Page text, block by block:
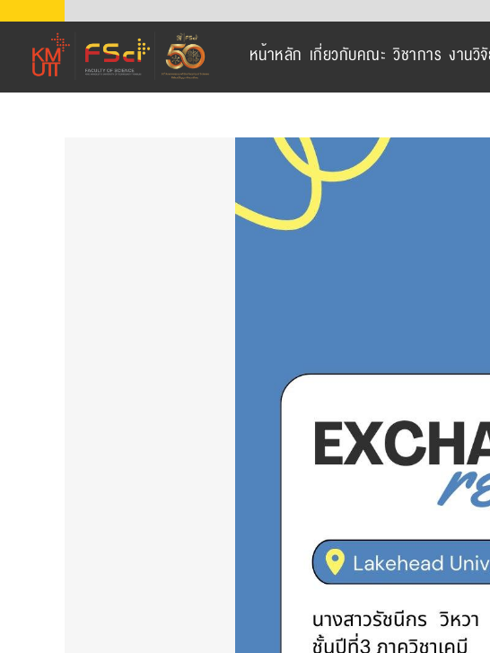
content
หน้าหลัก เกี่ยวกับคณะ วิชาการ งานวิ